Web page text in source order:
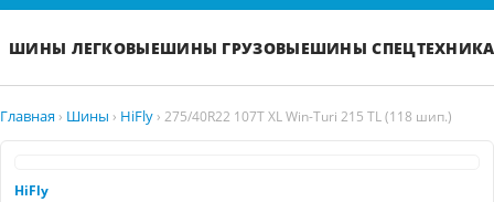
ШИНЫ ЛЕГКОВЫЕШИНЫ ГРУЗОВЫЕШИНЫ СПЕЦТЕХНИКА
Главная › Шины › HiFly › 275/40R22 107T XL Win-Turi 215 TL (118 шип.)
HiFly